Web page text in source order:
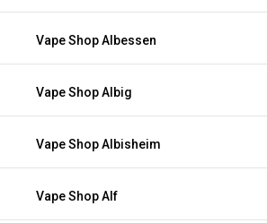
Vape Shop Albessen
Vape Shop Albig
Vape Shop Albisheim
Vape Shop Alf